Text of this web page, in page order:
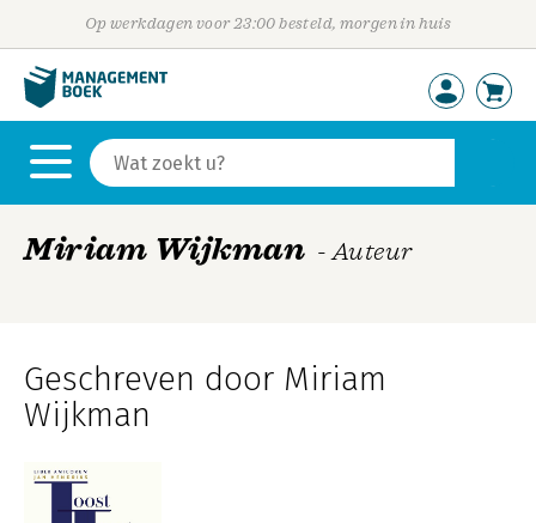
Op werkdagen voor 23:00 besteld, morgen in huis
Miriam Wijkman - Auteur
Geschreven door Miriam
Wijkman